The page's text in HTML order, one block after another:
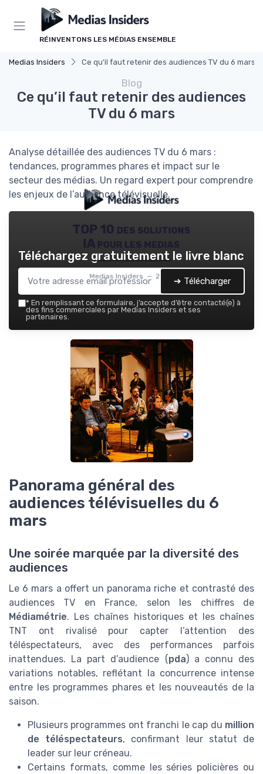
RÉINVENTONS LES MÉDIAS ENSEMBLE
Medias Insiders Ce qu’il faut retenir des audiences TV du 6 mars
Blog
Ce qu’il faut retenir des audiences
TV du 6 mars
Analyse détaillée des audiences TV du 6 mars :
tendances, programmes phares et impact sur le
secteur des médias. Un regard expert pour comprendre
les enjeux de l’audience télévisuelle.
TOP 10 des solutions
IA pour les medias
Medias Insiders — 2026
Téléchargez gratuitement le livre blanc
➔ Télécharger
* En remplissant ce formulaire, j’accepte d’être contacté(e) à
des fins commerciales par Medias Insiders et ses
partenaires.
Panorama général des
audiences télévisuelles du 6
mars
Une soirée marquée par la diversité des
audiences
Le 6 mars a offert un panorama riche et contrasté des
audiences TV en France, selon les chiffres de
Médiamétrie. Les chaînes historiques et les chaînes
TNT ont rivalisé pour capter l’attention des
téléspectateurs, avec des performances parfois
inattendues. La part d’audience (pda) a connu des
variations notables, reflétant la concurrence intense
entre les programmes phares et les nouveautés de la
saison.
Plusieurs programmes ont franchi le cap du million
de téléspectateurs, confirmant leur statut de
leader sur leur créneau.
Certains formats, comme les séries policières ou
Panneau de gestion des cookies